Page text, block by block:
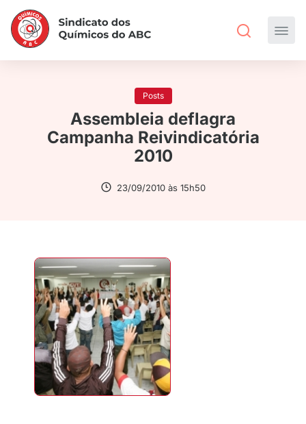
Posts
Assembleia deflagra
Campanha Reivindicatória
2010
23/09/2010 às 15h50